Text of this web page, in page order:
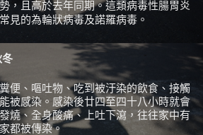
，且高於去年同期。這類病毒性腸胃炎
見的為輪狀病毒及諾羅病毒。
冬
便、嘔吐物、吃到被汙染的飲食、接觸
被感染。感染後廿四至四十八小時就會
燒、全身酸痛、上吐下瀉，往往家中有
都被傳染。